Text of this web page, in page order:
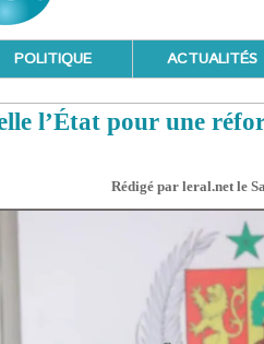
POLITIQUE ACTUALITÉS
l’État pour une
Rédigé par leral.net le